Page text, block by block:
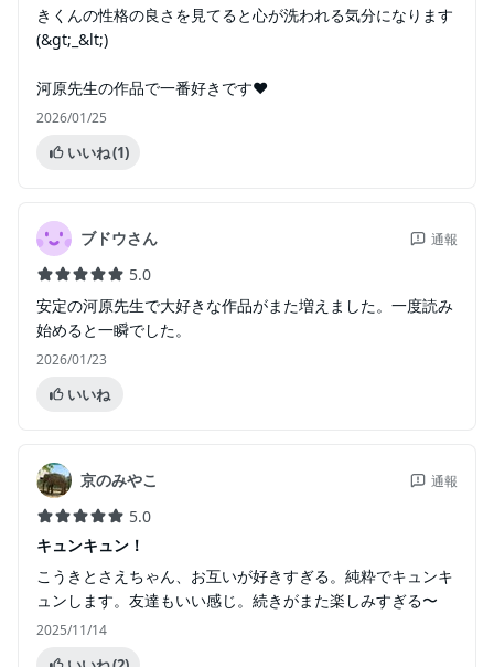
きくんの性格の良さを見てると心が洗われる気分になります
(&gt;_&lt;)
河原先生の作品で一番好きです❤
2026/01/25
いいね(1)
ブドウさん 通報
5.0
安定の河原先生で大好きな作品がまた増えました。一度読み
始めると一瞬でした。
2026/01/23
いいね
京のみやこ 通報
5.0
キュンキュン！
こうきとさえちゃん、お互いが好きすぎる。純粋でキュンキ
ュンします。友達もいい感じ。続きがまた楽しみすぎる〜
2025/11/14